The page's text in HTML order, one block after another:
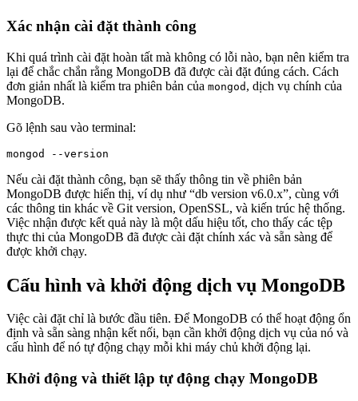
Xác nhận cài đặt thành công
Khi quá trình cài đặt hoàn tất mà không có lỗi nào, bạn nên kiểm tra
lại để chắc chắn rằng MongoDB đã được cài đặt đúng cách. Cách
đơn giản nhất là kiểm tra phiên bản của mongod , dịch vụ chính của
MongoDB.
Gõ lệnh sau vào terminal:
Nếu cài đặt thành công, bạn sẽ thấy thông tin về phiên bản
MongoDB được hiển thị, ví dụ như “db version v6.0.x”, cùng với
các thông tin khác về Git version, OpenSSL, và kiến trúc hệ thống.
Việc nhận được kết quả này là một dấu hiệu tốt, cho thấy các tệp
thực thi của MongoDB đã được cài đặt chính xác và sẵn sàng để
được khởi chạy.
Cấu hình và khởi động dịch vụ MongoDB
Việc cài đặt chỉ là bước đầu tiên. Để MongoDB có thể hoạt động ổn
định và sẵn sàng nhận kết nối, bạn cần khởi động dịch vụ của nó và
cấu hình để nó tự động chạy mỗi khi máy chủ khởi động lại.
Khởi động và thiết lập tự động chạy MongoDB